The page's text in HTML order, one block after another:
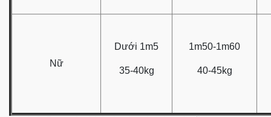
Nữ
Dưới 1m5
35-40kg
1m50-1m60
40-45kg